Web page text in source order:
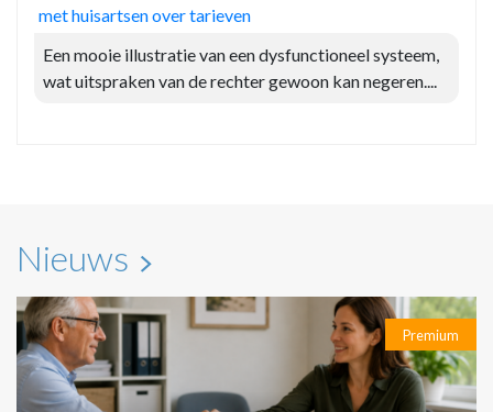
met huisartsen over tarieven
Een mooie illustratie van een dysfunctioneel systeem,
wat uitspraken van de rechter gewoon kan negeren....
Nieuws
Premium